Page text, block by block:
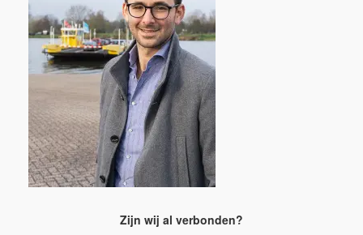
Zijn wij al verbonden?